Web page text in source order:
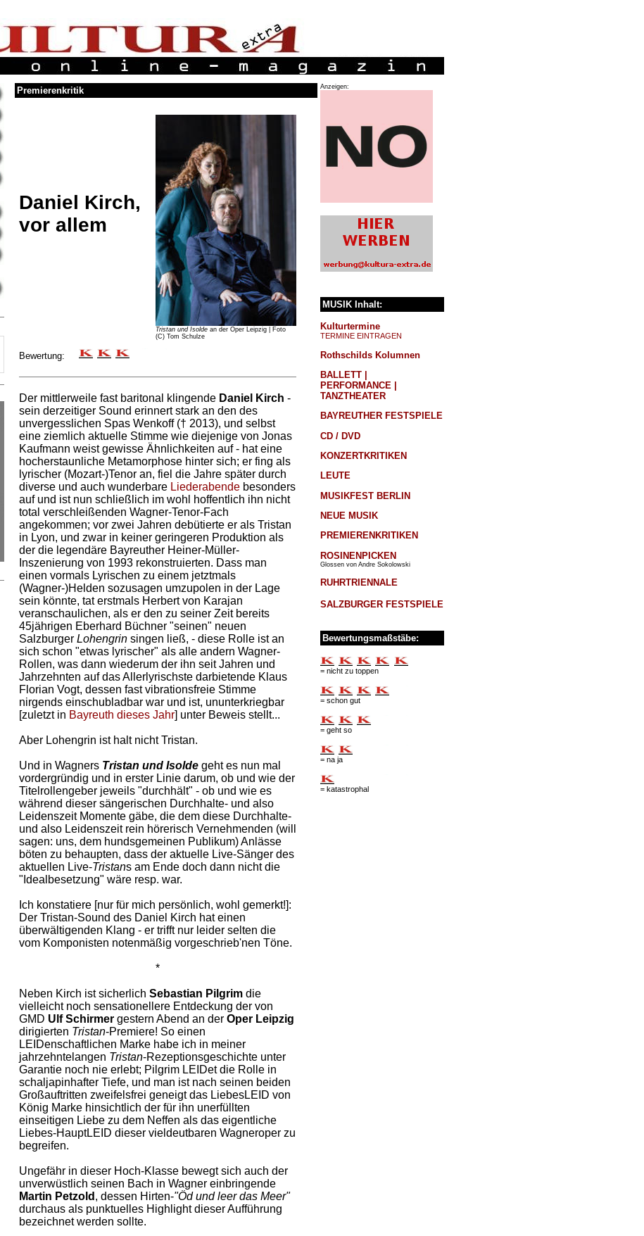
Premierenkritik
Daniel Kirch,
vor allem
Tristan und Isoldean der Oper Leipzig | Foto
(C) Tom Schulze
Bewertung:
Der mittlerweile fast baritonal klingende Daniel Kirch -
sein derzeitiger Sound erinnert stark an den des
unvergesslichen Spas Wenkoff († 2013), und selbst
eine ziemlich aktuelle Stimme wie diejenige von Jonas
Kaufmann weist gewisse Ähnlichkeiten auf - hat eine
hocherstaunliche Metamorphose hinter sich; er fing als
lyrischer (Mozart-)Tenor an, fiel die Jahre später durch
diverse und auch wunderbare Liederabendebesonders
auf und ist nun schließlich im wohl hoffentlich ihn nicht
total verschleißenden Wagner-Tenor-Fach
angekommen; vor zwei Jahren debütierte er als Tristan
in Lyon, und zwar in keiner geringeren Produktion als
der die legendäre Bayreuther Heiner-Müller-
Inszenierung von 1993 rekonstruierten. Dass man
einen vormals Lyrischen zu einem jetztmals
(Wagner-)Helden sozusagen umzupolen in der Lage
sein könnte, tat erstmals Herbert von Karajan
veranschaulichen, als er den zu seiner Zeit bereits
45jährigen Eberhard Büchner "seinen" neuen
Salzburger Lohengrinsingen ließ, - diese Rolle ist an
sich schon "etwas lyrischer" als alle andern Wagner-
Rollen, was dann wiederum der ihn seit Jahren und
Jahrzehnten auf das Allerlyrischste darbietende Klaus
Florian Vogt, dessen fast vibrationsfreie Stimme
nirgends einschubladbar war und ist, ununterkriegbar
[zuletzt in Bayreuth dieses Jahr] unter Beweis stellt...
Aber Lohengrin ist halt nicht Tristan.
Und in Wagners Tristan und Isoldegeht es nun mal
vordergründig und in erster Linie darum, ob und wie der
Titelrollengeber jeweils "durchhält" - ob und wie es
während dieser sängerischen Durchhalte- und also
Leidenszeit Momente gäbe, die dem diese Durchhalte-
und also Leidenszeit rein hörerisch Vernehmenden (will
sagen: uns, dem hundsgemeinen Publikum) Anlässe
böten zu behaupten, dass der aktuelle Live-Sänger des
aktuellen Live-Tristans am Ende doch dann nicht die
"Idealbesetzung" wäre resp. war.
Ich konstatiere [nur für mich persönlich, wohl gemerkt!]:
Der Tristan-Sound des Daniel Kirch hat einen
überwältigenden Klang - er trifft nur leider selten die
vom Komponisten notenmäßig vorgeschrieb'nen Töne.
*
Neben Kirch ist sicherlich Sebastian Pilgrimdie
vielleicht noch sensationellere Entdeckung der von
GMD Ulf Schirmergestern Abend an der Oper Leipzig
dirigierten Tristan-Premiere! So einen
LEIDenschaftlichen Marke habe ich in meiner
jahrzehntelangen Tristan-Rezeptionsgeschichte unter
Garantie noch nie erlebt; Pilgrim LEIDet die Rolle in
schaljapinhafter Tiefe, und man ist nach seinen beiden
Großauftritten zweifelsfrei geneigt das LiebesLEID von
König Marke hinsichtlich der für ihn unerfüllten
einseitigen Liebe zu dem Neffen als das eigentliche
Liebes-HauptLEID dieser vieldeutbaren Wagneroper zu
begreifen.
Ungefähr in dieser Hoch-Klasse bewegt sich auch der
unverwüstlich seinen Bach in Wagner einbringende
Martin Petzold , dessen Hirten-"Öd und leer das Meer"
durchaus als punktuelles Highlight dieser Aufführung
bezeichnet werden sollte.
Anzeigen:
MUSIK Inhalt:
Kulturtermine
TERMINE EINTRAGEN
Rothschilds Kolumnen
BALLETT |
PERFORMANCE |
TANZTHEATER
BAYREUTHER FESTSPIELE
CD / DVD
KONZERTKRITIKEN
LEUTE
MUSIKFEST BERLIN
NEUE MUSIK
PREMIERENKRITIKEN
ROSINENPICKEN
Glossen von Andre Sokolowski
RUHRTRIENNALE
SALZBURGER FESTSPIELE
Bewertungsmaßstäbe:
= nicht zu toppen
= schon gut
= geht so
= na ja
= katastrophal